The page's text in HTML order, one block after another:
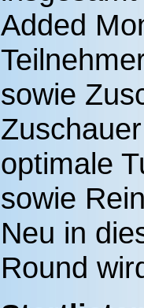
Added
sowie
optimale
sowie
Neu in
Round